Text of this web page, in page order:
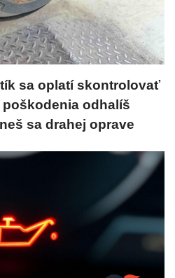
sa oplatí skontrolovať
odhalíš
sa drahej oprave